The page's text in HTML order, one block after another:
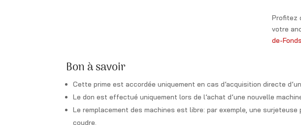
Profitez
votre
de-Fonds
Bon à savoir
Cette prime est accordée uniquement en cas d’acquisition directe
Le don est effectué uniquement lors de l’achat d’une nouvelle
Le remplacement des machines est libre: par exemple, une
coudre.